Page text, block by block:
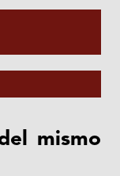
mismo